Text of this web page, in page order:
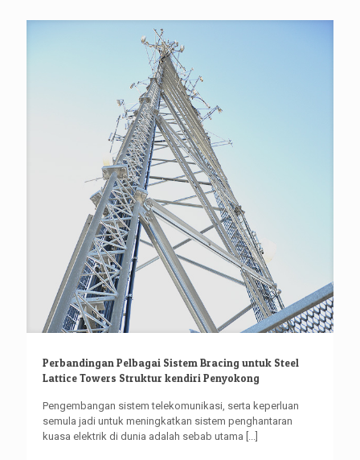
Perbandingan Pelbagai Sistem Bracing untuk Steel
Lattice Towers Struktur kendiri Penyokong
Pengembangan sistem telekomunikasi, serta keperluan
semula jadi untuk meningkatkan sistem penghantaran
kuasa elektrik di dunia adalah sebab utama [...]